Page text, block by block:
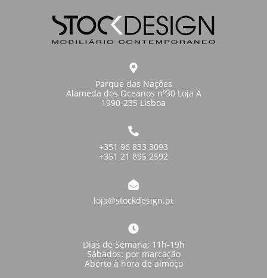
Parque das Nações
Alameda dos Oceanos nº30 Loja A
1990-235 Lisboa
+351 96 833 3093
+351 21 895 2592
loja@stockdesign.pt
Dias de Semana: 11h-19h
Sábados: por marcação
Aberto à hora de almoço